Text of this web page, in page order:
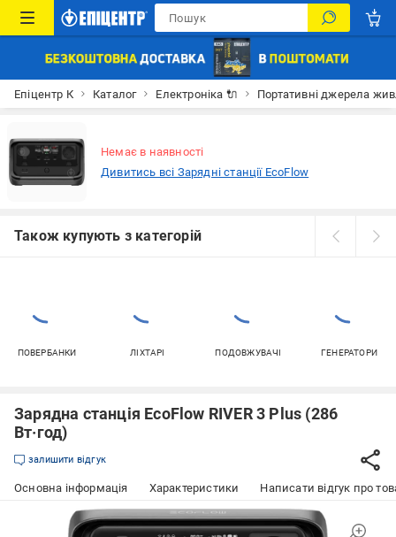
Епіцентр К Каталог Електроніка 🔌 Портативні джерела
Немає в наявності
Дивитись всі Зарядні станції EcoFlow
Також купують з категорій
ПОВЕРБАНКИ ЛІХТАРІ ПОДОВЖУВАЧІ ГЕНЕРАТОРИ
Зарядна станція EcoFlow RIVER 3 Plus (286
Вт·год)
залишити відгук
Основна інформація Характеристики Написати відгук про